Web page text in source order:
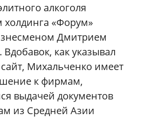
алкоголя
холдинга «Форум»
Дмитрием
как указывал
сайт, Михальченко имеет
к фирмам,
выдачей документов
из Средней Азии